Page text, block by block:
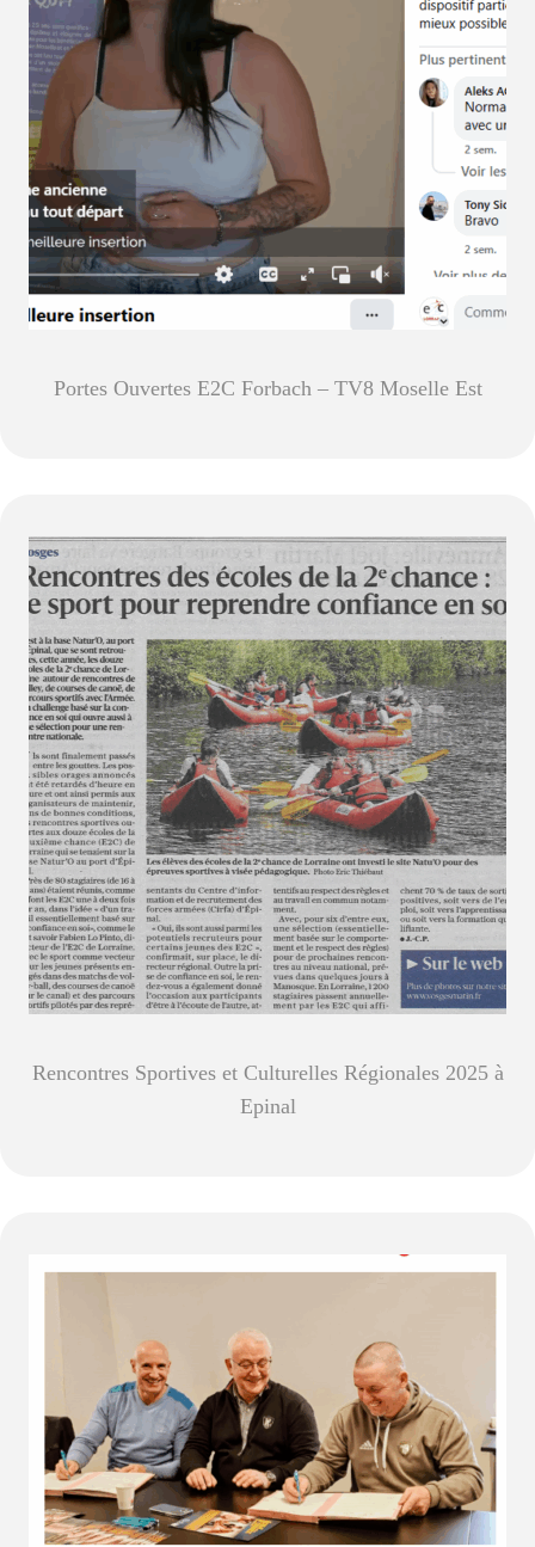
Portes Ouvertes E2C Forbach – TV8 Moselle Est
Rencontres Sportives et Culturelles Régionales 2025 à
Epinal